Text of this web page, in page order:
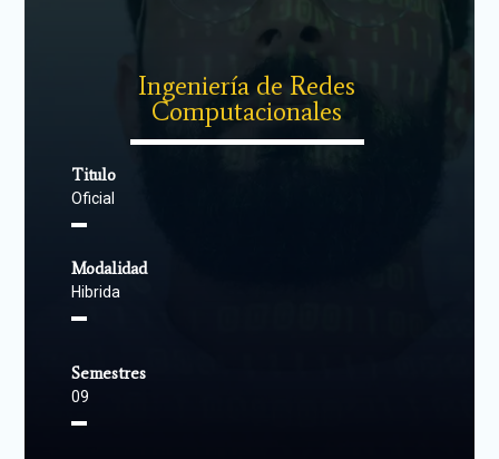
Ingeniería de Redes
Computacionales
▬▬▬▬▬▬▬▬▬▬▬▬▬▬
Titulo
Oficial
▬
Modalidad
Hibrida
▬
Semestres
09
▬